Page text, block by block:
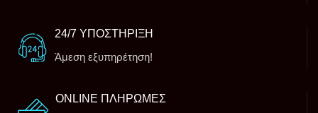
24/7 ΥΠΟΣΤΗΡΙΞΗ
Άμεση εξυπηρέτηση!
ONLINE ΠΛΗΡΩΜΕΣ